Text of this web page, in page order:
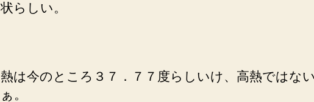
状らしい。
熱は今のところ３７．７７度らしいけ、高熱ではな
ぁ。